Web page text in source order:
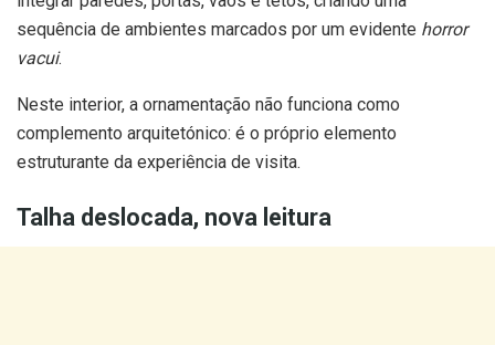
sequência de ambientes marcados por um evidente horror
vacui.
Neste interior, a ornamentação não funciona como
complemento arquitetónico: é o próprio elemento
estruturante da experiência de visita.
Talha deslocada, nova leitura